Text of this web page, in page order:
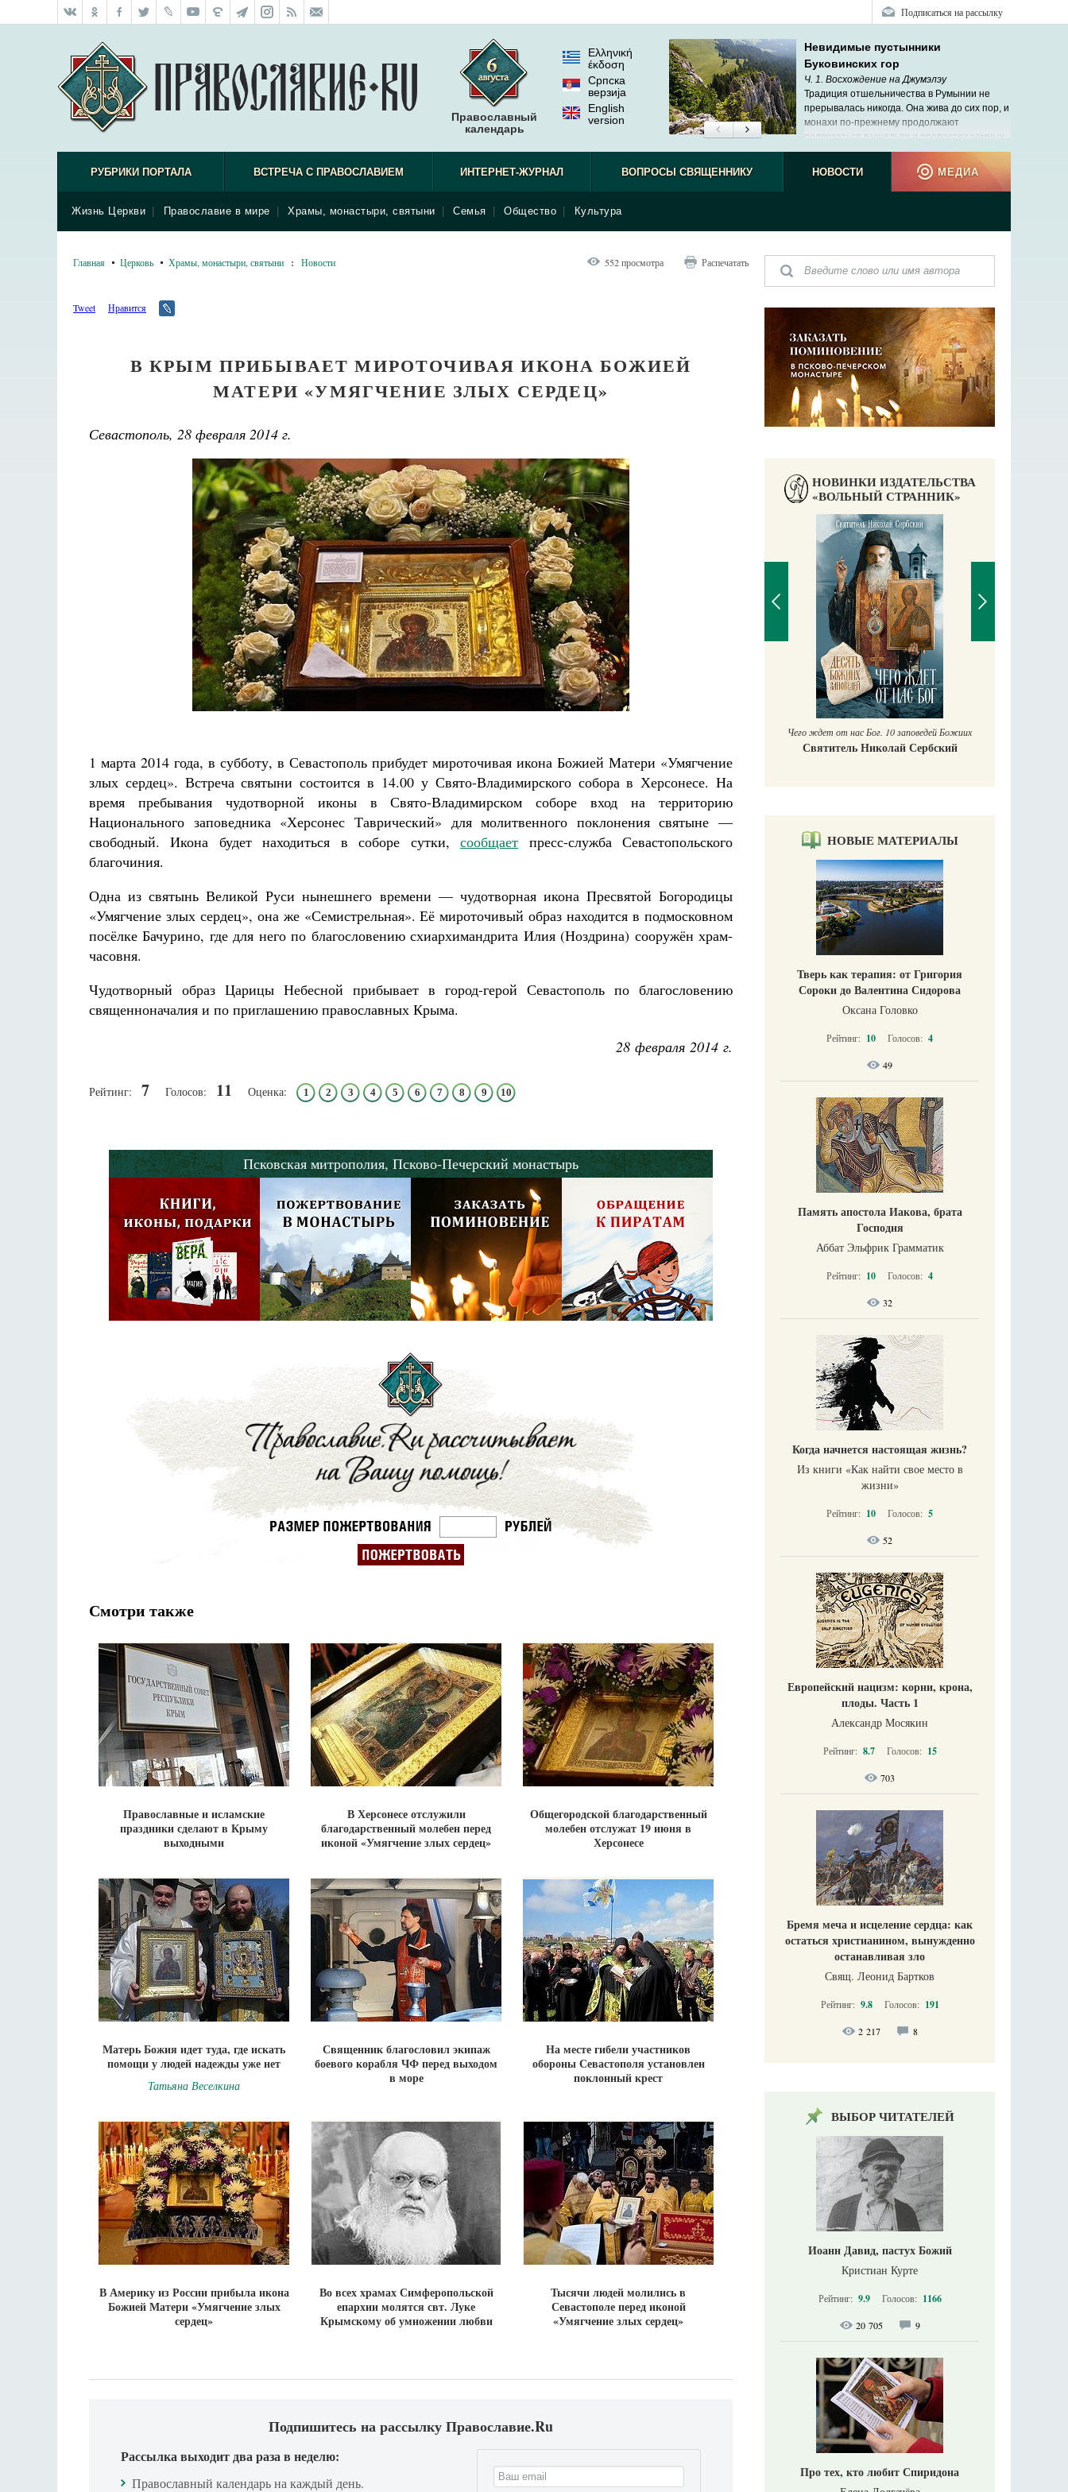
Подписаться на рассылку
Православный
календарь
Ελληνική
έκδοση
Српска
верзиjа
English
version
Невидимые пустынники
Буковинских гор
Ч. 1. Восхождение на Джумэлэу
Традиция отшельничества в Румынии не
прерывалась никогда. Она жива до сих пор, и
монахи по-прежнему продолжают
подвизаться в ущельях и пропастях земных.
РУБРИКИ ПОРТАЛА ВСТРЕЧА С ПРАВОСЛАВИЕМ ИНТЕРНЕТ-ЖУРНАЛ ВОПРОСЫ СВЯЩЕННИКУ НОВОСТИ
Жизнь Церкви Православие в мире Храмы, монастыри, святыни Семья Общество Культура
МЕДИА
Главная Церковь Храмы, монастыри, святыни : Новости 552 просмотра Распечатать
Tweet Нравится
В КРЫМ ПРИБЫВАЕТ МИРОТОЧИВАЯ ИКОНА БОЖИЕЙ
МАТЕРИ «УМЯГЧЕНИЕ ЗЛЫХ СЕРДЕЦ»
Севастополь, 28 февраля 2014 г.
1 марта 2014 года, в субботу, в Севастополь прибудет мироточивая икона Божией Матери «Умягчение
злых сердец». Встреча святыни состоится в 14.00 у Свято-Владимирского собора в Херсонесе. На
время пребывания чудотворной иконы в Свято-Владимирском соборе вход на территорию
Национального заповедника «Херсонес Таврический» для молитвенного поклонения святыне —
свободный. Икона будет находиться в соборе сутки,сообщает пресс-служба Севастопольского
благочиния.
Одна из святынь Великой Руси нынешнего времени — чудотворная икона Пресвятой Богородицы
«Умягчение злых сердец», она же «Семистрельная». Её мироточивый образ находится в подмосковном
посёлке Бачурино, где для него по благословению схиархимандрита Илия (Ноздрина) сооружён храм-
часовня.
Чудотворный образ Царицы Небесной прибывает в город-герой Севастополь по благословению
священноначалия и по приглашению православных Крыма.
28 февраля 2014 г.
Рейтинг: 7 Голосов: 11 Оценка: 1 2 3 4 5 6 7 8 9 10
Псковская митрополия, Псково-Печерский монастырь
Смотри также
Православные и исламские
праздники сделают в Крыму
выходными
В Херсонесе отслужили
благодарственный молебен перед
иконой «Умягчение злых сердец»
Общегородской благодарственный
молебен отслужат 19 июня в
Херсонесе
Матерь Божия идет туда, где искать
помощи у людей надежды уже нет
Татьяна Веселкина
Священник благословил экипаж
боевого корабля ЧФ перед выходом
в море
На месте гибели участников
обороны Севастополя установлен
поклонный крест
В Америку из России прибыла икона
Божией Матери «Умягчение злых
сердец»
Во всех храмах Симферопольской
епархии молятся свт. Луке
Крымскому об умножении любви
Тысячи людей молились в
Севастополе перед иконой
«Умягчение злых сердец»
Подпишитесь на рассылку Православие.Ru
Рассылка выходит два раза в неделю:
Православный календарь на каждый день.
НОВИНКИ ИЗДАТЕЛЬСТВА
«ВОЛЬНЫЙ СТРАННИК»
Великомученик Георгий Победоносец. Научись у
Чего ждет от нас Бог. 10 заповедей Божиих
Святитель Николай Сербский
НОВЫЕ МАТЕРИАЛЫ
Тверь как терапия: от Григория
Сороки до Валентина Сидорова
Оксана Головко
Рейтинг: 10 Голосов: 4
49
Память апостола Иакова, брата
Господня
Аббат Эльфрик Грамматик
Рейтинг: 10 Голосов: 4
32
Когда начнется настоящая жизнь?
Из книги «Как найти свое место в
жизни​»
Рейтинг: 10 Голосов: 5
52
Европейский нацизм: корни, крона,
плоды. Часть 1
Александр Мосякин
Рейтинг: 8.7 Голосов: 15
703
Бремя меча и исцеление сердца: как
остаться христианином, вынужденно
останавливая зло
Свящ. Леонид Бартков
Рейтинг: 9.8 Голосов: 191
2 217 8
ВЫБОР ЧИТАТЕЛЕЙ
Иоанн Давид, пастух Божий
Кристиан Курте
Рейтинг: 9.9 Голосов: 1166
20 705 9
Про тех, кто любит Спиридона